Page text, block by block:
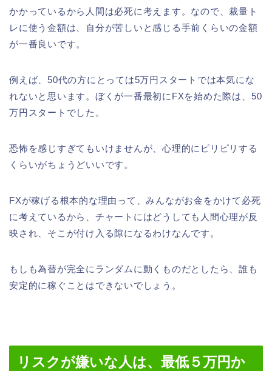
かかっているから人間は必死に考えます。なので、裁量ト
レに使う金額は、自分が苦しいと感じる手前くらいの金額
が一番良いです。
例えば、50代の方にとっては5万円スタートでは本気にな
れないと思います。ぼくが一番最初にFXを始めた際は、50
万円スタートでした。
恐怖を感じすぎてもいけませんが、心理的にピリピリする
くらいがちょうどいいです。
FXが稼げる根本的な理由って、みんながお金をかけて必死
に考えているから、チャートにはどうしても人間心理が反
映され、そこが付け入る隙になるわけなんです。
もしも為替が完全にランダムに動くものだとしたら、誰も
安定的に稼ぐことはできないでしょう。
リスクが嫌いな人は、最低５万円か